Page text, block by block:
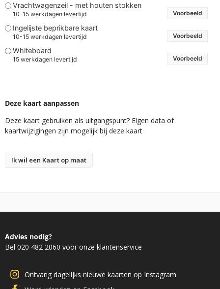
Vrachtwagenzeil - met houten stokken
10-15 werkdagen levertijd Voorbeeld
Ingelijste beprikbare kaart
10-15 werkdagen levertijd Voorbeeld
Whiteboard
15 werkdagen levertijd Voorbeeld
Deze kaart aanpassen
Deze kaart gebruiken als uitgangspunt? Eigen data of
kaartwijzigingen zijn mogelijk bij deze kaart
Ik wil een Kaart op maat
Advies nodig?
Bel 020 482 2060 voor onze klantenservice
Ontvang dagelijks nieuwe kaarten op Instagram